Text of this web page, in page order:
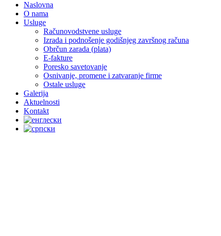
Naslovna
O nama
Usluge
Računovodstvene usluge
Izrada i podnošenje godišnjeg završnog računa
Obrčun zarada (plata)
E-fakture
Poresko savetovanje
Osnivanje, promene i zatvaranje firme
Ostale usluge
Galerija
Aktuelnosti
Kontakt